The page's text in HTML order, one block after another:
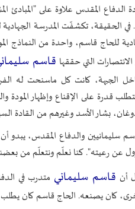
المقدس علاوة على "المبادئ
في الحقيقة، تكشفّت المدرسة
للحاج قاسم، واحدة من النماذج
التي حققها قاسم
الجبهة، كانت كل ماسنحت له
قدرة على الإقناع وإظهار المودة
بشار الأسد وغيرهم من القادة
سليمانيين والدفاع المقدس،
عن رعيته". كنا نعلّم ونتعلّم من
أن قاسم سليماني متدرب في
كان يصنعه. الحاج قاسم كان يطلب